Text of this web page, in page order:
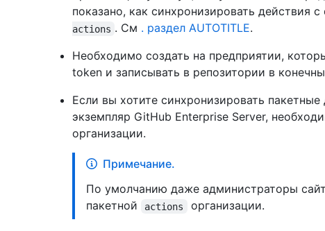
показано, как синхронизировать действия
actions . См . раздел AUTOTITLE.
Необходимо создать на предприятии,
token и записывать в репозитории в
Если вы хотите синхронизировать пакетные
экземпляр GitHub Enterprise Server,
организации.
Примечание.
По умолчанию даже администраторы
пакетной
actions организации.